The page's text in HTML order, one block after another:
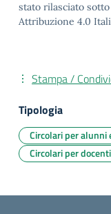
stato rilasciato
Attribuzione 4.0
Stampa /
Tipologia
Circolari per alunni
Circolari per